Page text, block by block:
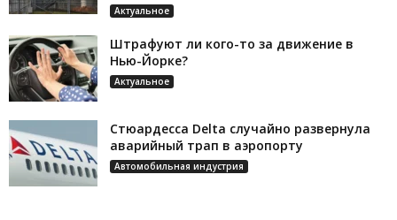
Актуальное
Штрафуют ли кого-то за движение в
Нью-Йорке?
Актуальное
Стюардесса Delta случайно развернула
аварийный трап в аэропорту
Автомобильная индустрия